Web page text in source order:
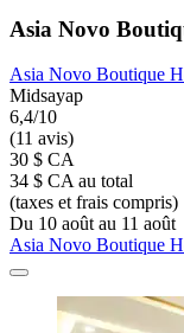
Asia Novo
Asia Novo Boutique
Midsayap
6,4/10
(11 avis)
30 $ CA
34 $ CA au total
(taxes et frais compris)
Du 10 août au 11 août
Asia Novo Boutique